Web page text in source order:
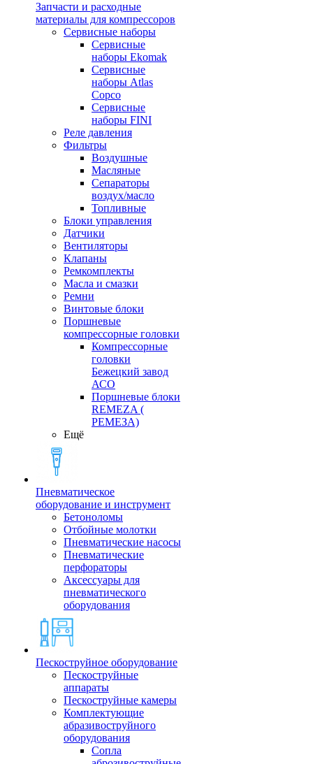
Запчасти и расходные
материалы для компрессоров
Cервисные наборы
Сервисные
наборы Ekomak
Cервисные
наборы Atlas
Copco
Сервисные
наборы FINI
Реле давления
Фильтры
Воздушные
Масляные
Сепараторы
воздух/масло
Топливные
Блоки управления
Датчики
Вентиляторы
Клапаны
Ремкомплекты
Масла и смазки
Ремни
Винтовые блоки
Поршневые
компрессорные головки
Компрессорные
головки
Бежецкий завод
АСО
Поршневые блоки
REMEZA (
РЕМЕЗА)
Ещё
Пневматическое
оборудование и инструмент
Бетоноломы
Отбойные молотки
Пневматические насосы
Пневматические
перфораторы
Аксессуары для
пневматического
оборудования
Пескоструйное оборудование
Пескоструйные
аппараты
Пескоструйные камеры
Комплектующие
абразивоструйного
оборудования
Сопла